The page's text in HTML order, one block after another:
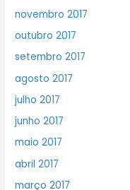
novembro 2017
outubro 2017
setembro 2017
agosto 2017
julho 2017
junho 2017
maio 2017
abril 2017
março 2017